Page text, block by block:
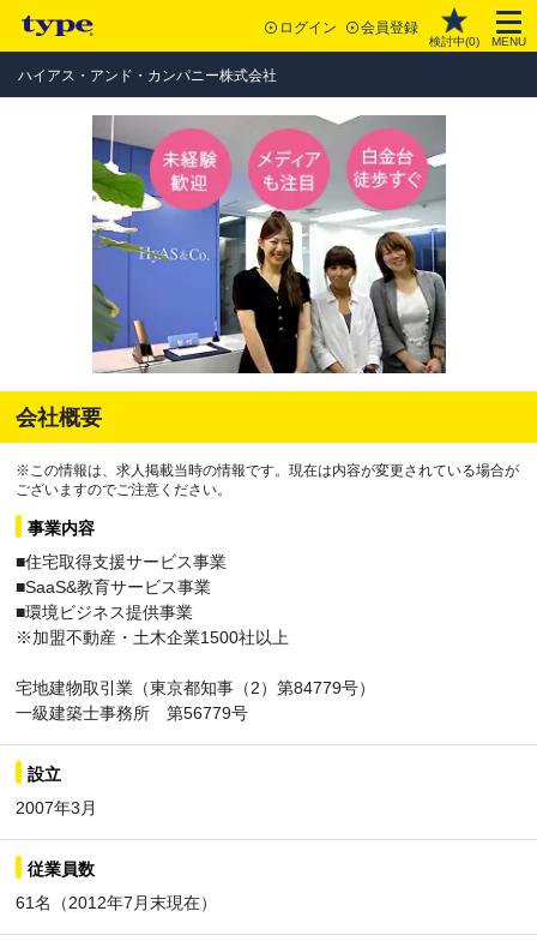
ログイン 会員登録
検討中(0) MENU
ハイアス・アンド・カンパニー株式会社
会社概要
※この情報は、求人掲載当時の情報です。現在は内容が変更されている場合が
ございますのでご注意ください。
事業内容
■住宅取得支援サービス事業
■SaaS&教育サービス事業
■環境ビジネス提供事業
※加盟不動産・土木企業1500社以上
宅地建物取引業（東京都知事（2）第84779号）
一級建築士事務所 第56779号
設立
2007年3月
従業員数
61名（2012年7月末現在）